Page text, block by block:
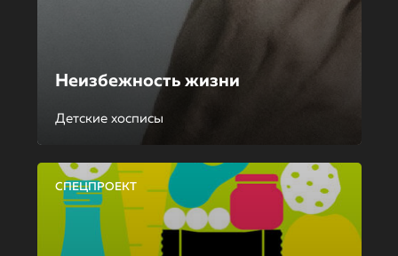
Неизбежность жизни
Детские хосписы
СПЕЦПРОЕКТ